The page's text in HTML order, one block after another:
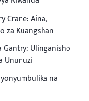
Crane: Aina,
za Kuangshan
Gantry: Ulinganisho
Ununuzi
na